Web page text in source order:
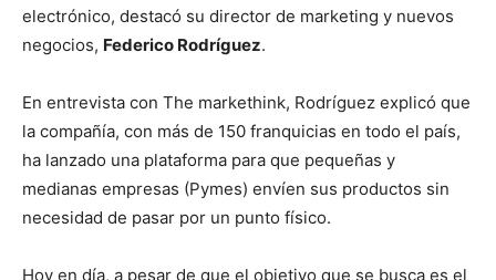
electrónico, destacó su director de marketing y nuevos
negocios, Federico Rodríguez.
En entrevista con The markethink, Rodríguez explicó que
la compañía, con más de 150 franquicias en todo el país,
ha lanzado una plataforma para que pequeñas y
medianas empresas (Pymes) envíen sus productos sin
necesidad de pasar por un punto físico.
Hoy en día, a pesar de que el objetivo que se busca es el